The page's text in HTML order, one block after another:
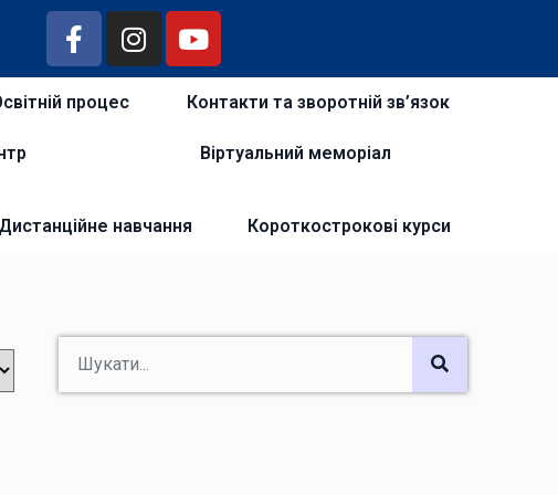
процес Контакти та зворотній зв’язок
Віртуальний меморіал
Дистанційне навчання Короткострокові курси